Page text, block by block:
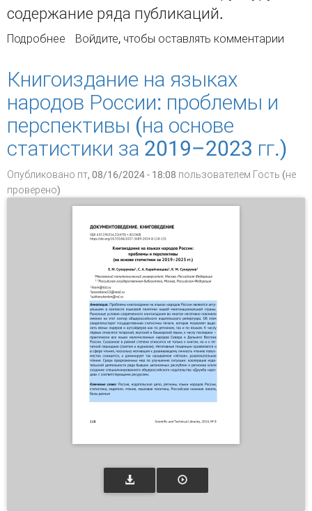
содержание ряда публикаций.
Подробнее о Издание учебной и учебно-методической
Войдите, чтобы оставлять комментарии
Книгоиздание на языках
народов России: проблемы и
перспективы (на основе
статистики за 2019–2023 гг.)
Опубликовано пт, 08/16/2024 - 18:08 пользователем Гость (не
проверено)